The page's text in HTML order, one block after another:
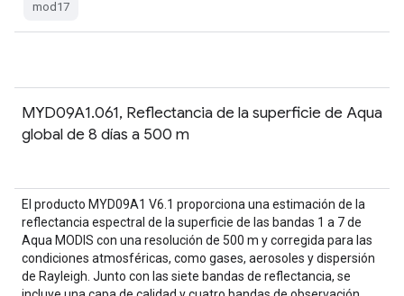
mod17
MYD09A1.061, Reflectancia de la superficie de Aqua
global de 8 días a 500 m
El producto MYD09A1 V6.1 proporciona una estimación de la
reflectancia espectral de la superficie de las bandas 1 a 7 de
Aqua MODIS con una resolución de 500 m y corregida para las
condiciones atmosféricas, como gases, aerosoles y dispersión
de Rayleigh. Junto con las siete bandas de reflectancia, se